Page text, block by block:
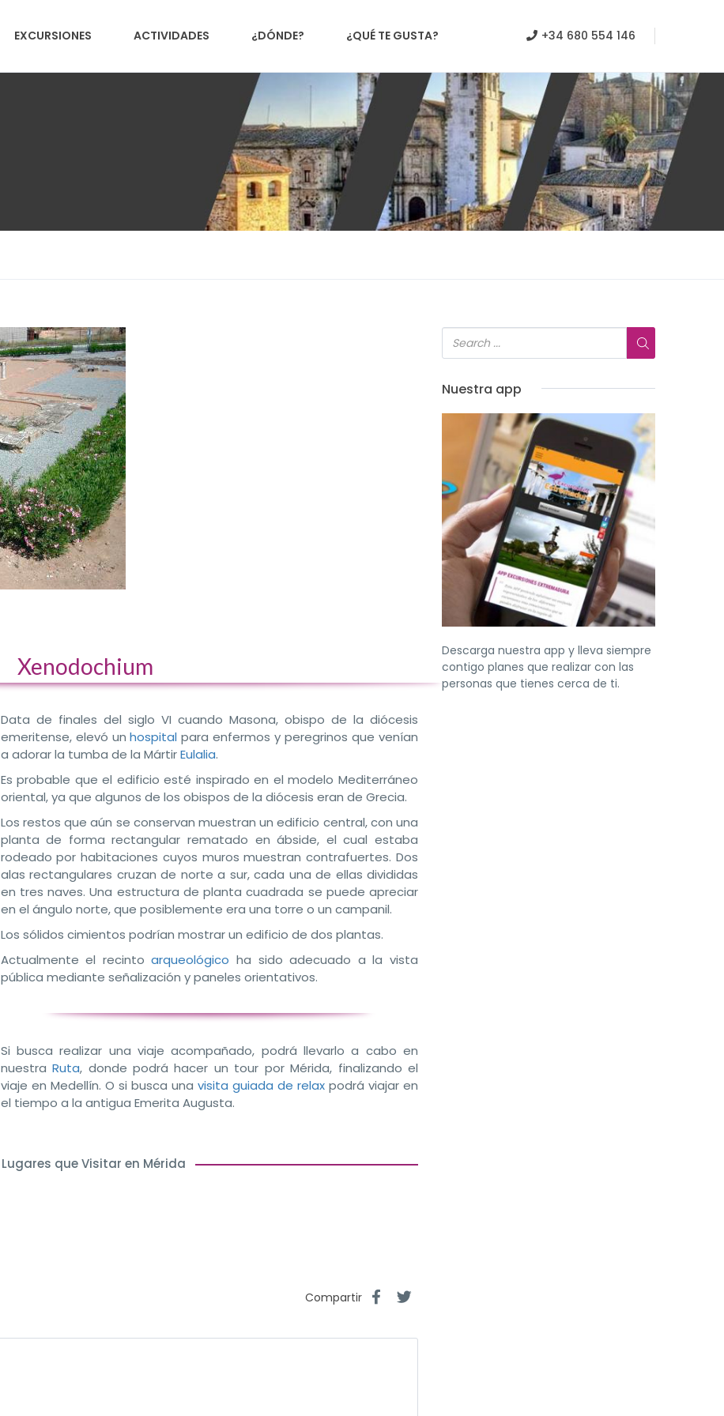
EXCURSIONES ACTIVIDADES ¿DÓNDE? ¿QUÉ TE GUSTA? +34 680 554 146
Xenodochium
Data de finales del siglo VI cuando Masona, obispo de la diócesis
emeritense, elevó unhospital para enfermos y peregrinos que venían
a adorar la tumba de la MártirEulalia.
Es probable que el edificio esté inspirado en el modelo Mediterráneo
oriental, ya que algunos de los obispos de la diócesis eran de Grecia.
Los restos que aún se conservan muestran un edificio central, con una
planta de forma rectangular rematado en ábside, el cual estaba
rodeado por habitaciones cuyos muros muestran contrafuertes. Dos
alas rectangulares cruzan de norte a sur, cada una de ellas divididas
en tres naves. Una estructura de planta cuadrada se puede apreciar
en el ángulo norte, que posiblemente era una torre o un campanil.
Los sólidos cimientos podrían mostrar un edificio de dos plantas.
Actualmente el recintoarqueológico ha sido adecuado a la vista
pública mediante señalización y paneles orientativos.
Si busca realizar una viaje acompañado, podrá llevarlo a cabo en
nuestraRuta, donde podrá hacer un tour por Mérida, finalizando el
viaje en Medellín. O si busca una visita guiada de relaxpodrá viajar en
el tiempo a la antigua Emerita Augusta.
Lugares que Visitar en Mérida
Compartir
Nuestra app
Descarga nuestra app y lleva siempre
contigo planes que realizar con las
personas que tienes cerca de ti.